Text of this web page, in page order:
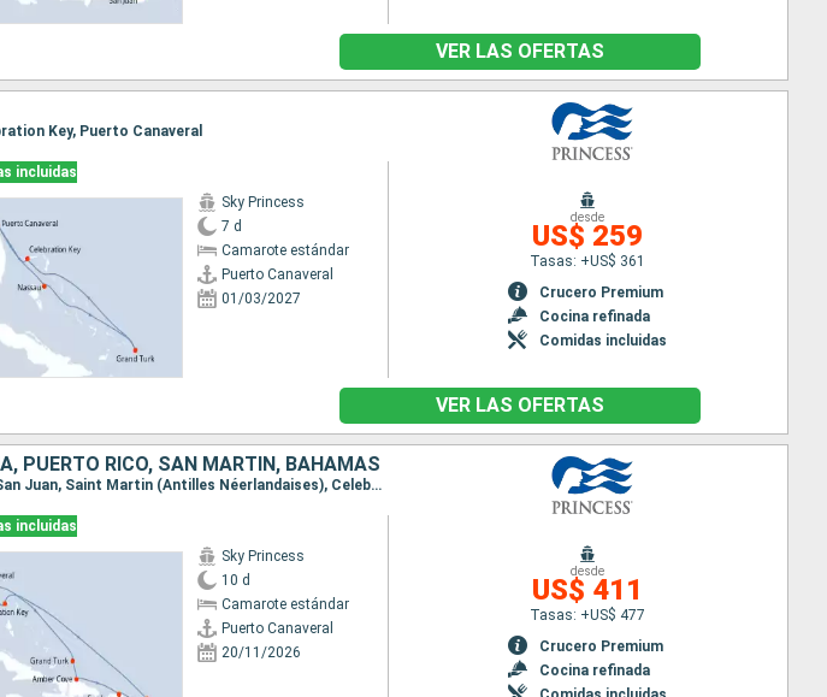
VER LAS OFERTAS
Key, Puerto Canaveral
incluidas
Sky Princess
7 d
Camarote estándar
Puerto Canaveral
01/03/2027
desde
US$ 259
Tasas: +US$ 361
Crucero Premium
Cocina refinada
Comidas incluidas
VER LAS OFERTAS
PUERTO RICO, SAN MARTÍN, BAHAMAS
Itinerario : Puerto Canaveral, Grand Turk, Amber Cove, San Juan, Saint Martin (Antilles Néerlandaises), Celebration Key, Puerto Canaveral
incluidas
Sky Princess
10 d
Camarote estándar
Puerto Canaveral
20/11/2026
desde
US$ 411
Tasas: +US$ 477
Crucero Premium
Cocina refinada